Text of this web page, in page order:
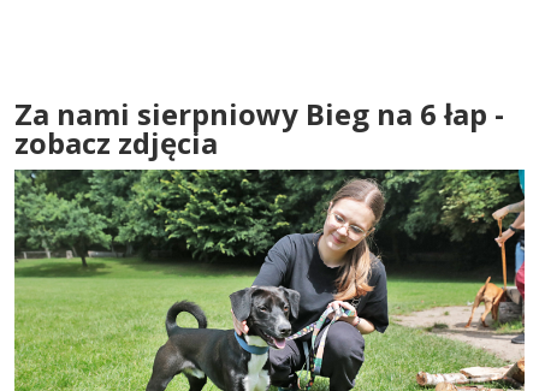
Za nami sierpniowy Bieg na 6 łap -
zobacz zdjęcia